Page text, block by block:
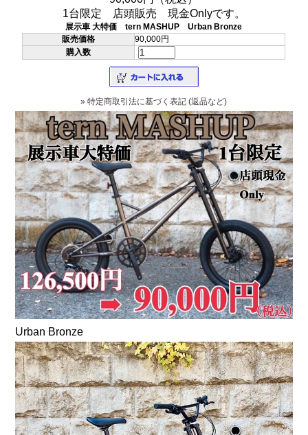
1台限定 店頭販売 現金Onlyです。
展示車 大特価 tern MASHUP Urban Bronze
販売価格
90,000円
購入数
» 特定商取引法に基づく表記 (返品など)
Urban Bronze